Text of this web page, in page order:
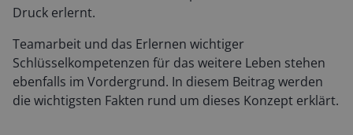
Druck erlernt.
Teamarbeit und das Erlernen wichtiger
Schlüsselkompetenzen für das weitere Leben stehen
ebenfalls im Vordergrund. In diesem Beitrag werden
die wichtigsten Fakten rund um dieses Konzept erklärt.